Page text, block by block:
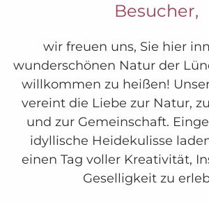
Besucher,
wir freuen uns, Sie hier
wunderschönen Natur der
willkommen zu heißen!
vereint die Liebe zur Natur,
und zur Gemeinschaft.
idyllische Heidekulisse
einen Tag voller Kreativität,
Geselligkeit zu